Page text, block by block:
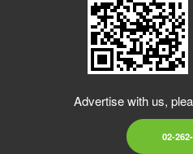
Advertise with us,
02-